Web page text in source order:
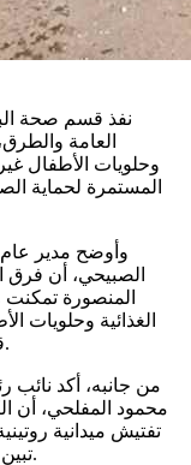
نفذ قسم صحة
العامة
وحلويات الأطفال
المستمرة لحماية
وأوضح مدير
الصبيحي، أن فرق
المنصورة
الغذائية وحلويات
قبل إتلافها وفقًا للأنظمة واللوائح المعمول بها.
من جانبه، أكد
محمود المفلحي، أن
تفتيش ميدانية
تبين بعد فحصها أنها غير صالحة للاستهلاك الآدمي.